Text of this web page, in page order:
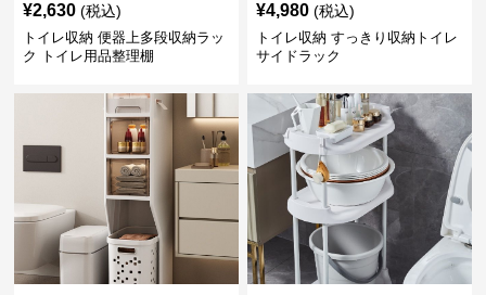
¥2,630 (税込)
トイレ収納 便器上多段収納ラッ
ク トイレ用品整理棚
¥4,980 (税込)
トイレ収納 すっきり収納トイレ
サイドラック